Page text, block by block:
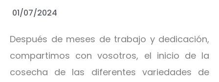
01/07/2024
Después de meses de trabajo y dedicación,
compartimos con vosotros, el inicio de la
cosecha de las diferentes variedades de